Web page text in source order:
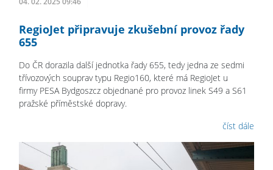
RegioJet připravuje zkušební provoz řady
655
Do ČR dorazila další jednotka řady 655, tedy jedna ze sedmi
třívozových souprav typu Regio160, které má RegioJet u
firmy PESA Bydgoszcz objednané pro provoz linek S49 a S61
pražské příměstské dopravy.
číst dále